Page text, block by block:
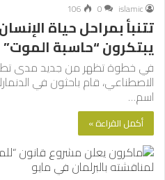
islamic
0
106
تتنبأ بمراحل حياة
يبتكرون “حاسبة الموت”
في خطوة تظهر من جديد مدى تطور
الاصطناعي، قام باحثون في
اسم…
أكمل القراءة »